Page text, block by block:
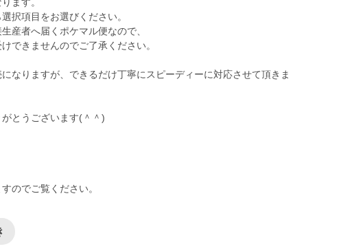
択項目をお選びください。
産者へ届くポケマル便なので、
できませんのでご了承ください。
なりますが、できるだけ丁寧にスピーディーに対応させて頂きま
とうございます(＾＾)
のでご覧ください。